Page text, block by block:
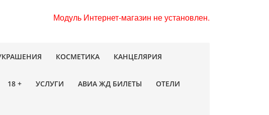
Модуль Интернет-магазин не установлен.
КОСМЕТИКА КАНЦЕЛЯРИЯ
18 + УСЛУГИ АВИА ЖД БИЛЕТЫ ОТЕЛИ